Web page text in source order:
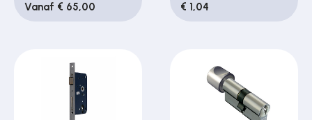
Vanaf € 65,00 € 1,04